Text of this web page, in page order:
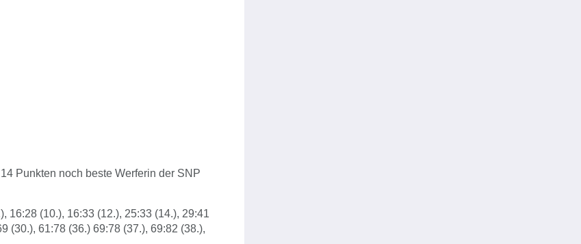
Punkten noch beste Werferin der SNP
16:28 (10.), 16:33 (12.), 25:33 (14.), 29:41
(30.), 61:78 (36.) 69:78 (37.), 69:82 (38.),